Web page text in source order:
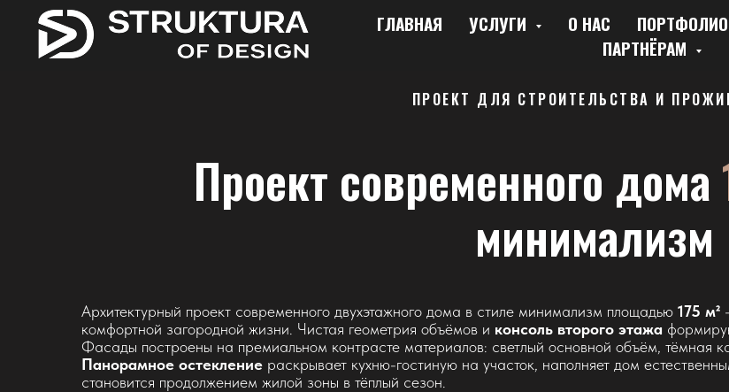
ГЛАВНАЯ УСЛУГИ О НАС ПОРТФОЛИО
ПАРТНЁРАМ
ПРОЕКТ ДЛЯ СТРОИТЕЛЬСТВА И
Проект современного дома
минимализм
Архитектурный проект современного двухэтажного дома в стиле минимализм площадью 175 м²
комфортной загородной жизни. Чистая геометрия объёмов и консоль второго этажа
Фасады построены на премиальном контрасте материалов: светлый основной объём, тёмная
Панорамное остекление раскрывает кухню-гостиную на участок, наполняет дом
становится продолжением жилой зоны в тёплый сезон.